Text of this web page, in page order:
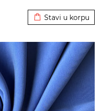
Stavi u korpu